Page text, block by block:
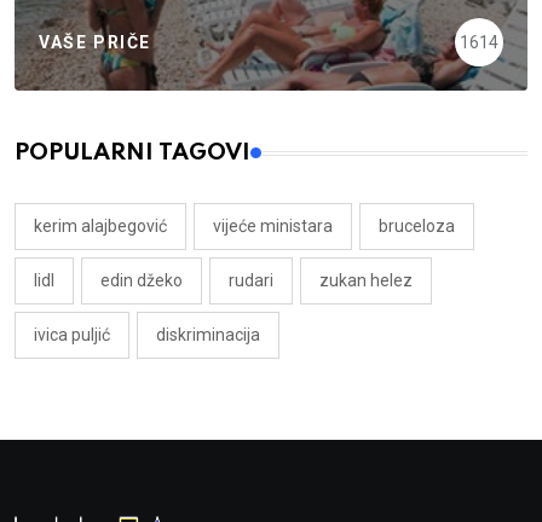
VAŠE PRIČE 1614
POPULARNI TAGOVI
kerim alajbegović vijeće ministara bruceloza
lidl edin džeko rudari zukan helez
ivica puljić diskriminacija